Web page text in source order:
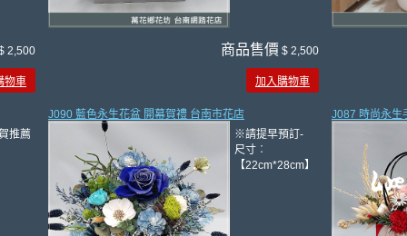
2,500
物車
商品售價 $ 2,500
加入購物車
推薦
J090 藍色永生花盆 開幕賀禮 台南市花店
※請提早預訂-
尺寸︰
【22cm*28cm】
J087 時尚永生